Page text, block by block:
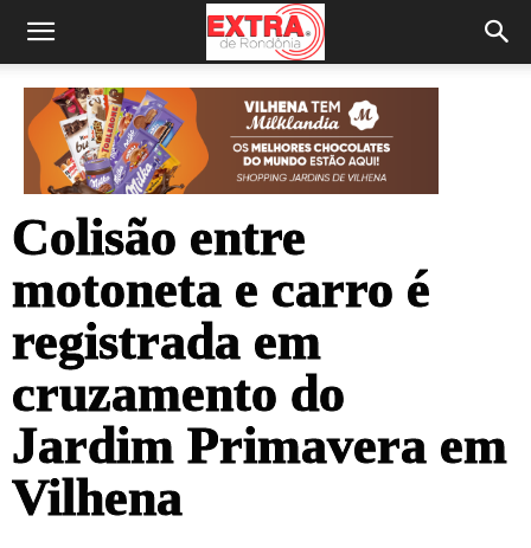
Colisão entre
motoneta e carro é
registrada em
cruzamento do
Jardim Primavera em
Vilhena